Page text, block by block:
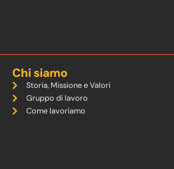
Chi siamo
Storia, Missione e Valori
Gruppo di lavoro
Come lavoriamo